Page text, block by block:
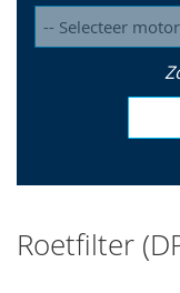
Roetfilter